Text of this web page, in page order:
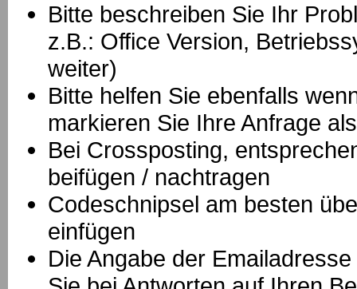
Bitte beschreiben Sie Ihr
z.B.: Office Version,
weiter)
Bitte helfen Sie ebenfalls
markieren Sie Ihre Anfrage
Bei Crossposting,
beifügen / nachtragen
Codeschnipsel am besten
einfügen
Die Angabe der